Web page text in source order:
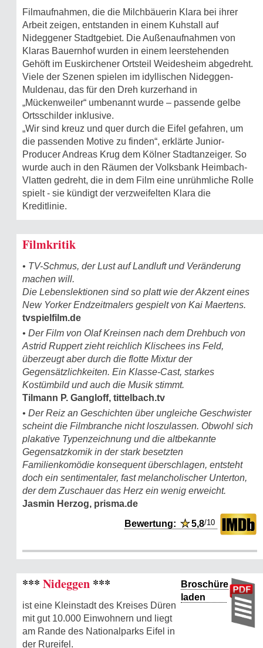
Filmaufnahmen, die die Milchbäuerin Klara bei ihrer
Arbeit zeigen, entstanden in einem Kuhstall auf
Nideggener Stadtgebiet. Die Außenaufnahmen von
Klaras Bauernhof wurden in einem leerstehenden
Gehöft im Euskirchener Ortsteil Weidesheim abgedreht.
Viele der Szenen spielen im idyllischen Nideggen-
Muldenau, das für den Dreh kurzerhand in
„Mückenweiler“ umbenannt wurde – passende gelbe
Ortsschilder inklusive.
„Wir sind kreuz und quer durch die Eifel gefahren, um
die passenden Motive zu finden“, erklärte Junior-
Producer Andreas Krug dem Kölner Stadtanzeiger. So
wurde auch in den Räumen der Volksbank Heimbach-
Vlatten gedreht, die in dem Film eine unrühmliche Rolle
spielt - sie kündigt der verzweifelten Klara die
Kreditlinie.
Filmkritik
• TV-Schmus, der Lust auf Landluft und Veränderung
machen will.
Die Lebenslektionen sind so platt wie der Akzent eines
New Yorker Endzeitmalers gespielt von Kai Maertens.
tvspielfilm.de
• Der Film von Olaf Kreinsen nach dem Drehbuch von
Astrid Ruppert zieht reichlich Klischees ins Feld,
überzeugt aber durch die flotte Mixtur der
Gegensätzlichkeiten. Ein Klasse-Cast, starkes
Kostümbild und auch die Musik stimmt.
Tilmann P. Gangloff, tittelbach.tv
• Der Reiz an Geschichten über ungleiche Geschwister
scheint die Filmbranche nicht loszulassen. Obwohl sich
plakative Typenzeichnung und die altbekannte
Gegensatzkomik in der stark besetzten
Familienkomödie konsequent überschlagen, entsteht
doch ein sentimentaler, fast melancholischer Unterton,
der dem Zuschauer das Herz ein wenig erweicht.
Jasmin Herzog, prisma.de
Bewertung:★5,8/10
Broschüre
laden
*** Nideggen ***
ist eine Kleinstadt des Kreises Düren
mit gut 10.000 Einwohnern und liegt
am Rande des Nationalparks Eifel in
der Rureifel.